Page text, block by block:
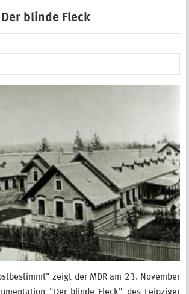
blinde Fleck
zeigt der MDR am 23. November